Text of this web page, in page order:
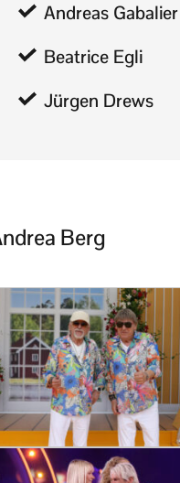
Andreas Gabalier
Beatrice Egli
Jürgen Drews
Berg